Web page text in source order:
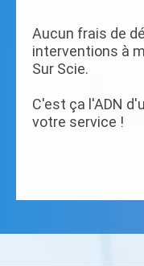
Aucun frais de
interventions à
Sur Scie.
C'est ça l'ADN
votre service !